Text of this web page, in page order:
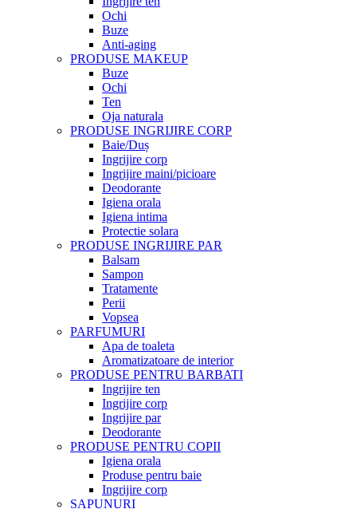
Ochi
Buze
Anti-aging
PRODUSE MAKEUP
Buze
Ochi
Ten
Oja naturala
PRODUSE INGRIJIRE CORP
Baie/Duș
Ingrijire corp
Ingrijire maini/picioare
Deodorante
Igiena orala
Igiena intima
Protectie solara
PRODUSE INGRIJIRE PAR
Balsam
Sampon
Tratamente
Perii
Vopsea
PARFUMURI
Apa de toaleta
Aromatizatoare de interior
PRODUSE PENTRU BARBATI
Ingrijire ten
Ingrijire corp
Ingrijire par
Deodorante
PRODUSE PENTRU COPII
Igiena orala
Produse pentru baie
Ingrijire corp
SAPUNURI